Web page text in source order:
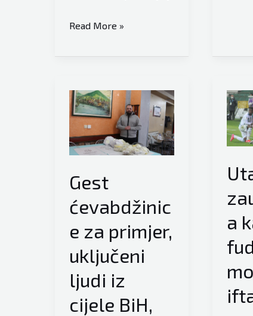
Pogledajte
iz
Veliki
redovi
somune
pekara
ususret
prvom
ovogodišnjem
iftaru
Read More »
Gest
ćevabdžinic
e za primjer,
uključeni
ljudi iz
cijele BiH,
a